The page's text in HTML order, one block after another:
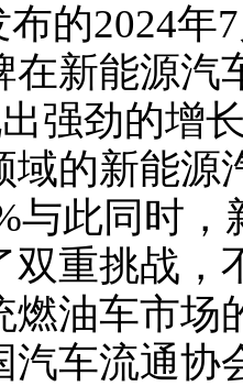
的2024年
在新能源汽
强劲的增
域的新能源
与此同时
双重挑战，
燃油车市场
汽车流通协